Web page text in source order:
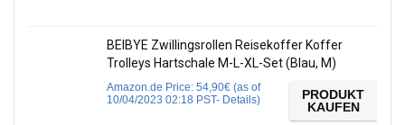
BEIBYE Zwillingsrollen Reisekoffer Koffer
Trolleys Hartschale M-L-XL-Set (Blau, M)
Amazon.de Price: 54,90€ (as of
10/04/2023 02:18 PST- Details)
PRODUKT
KAUFEN